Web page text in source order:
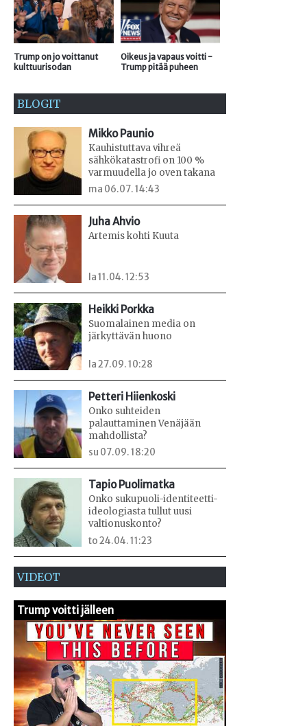
Trump on jo voittanut
kulttuurisodan
Oikeus ja vapaus voitti -
Trump pitää puheen
BLOGIT
Mikko Paunio
Kauhistuttava vihreä
sähkökatastrofi on 100 %
varmuudella jo oven takana
ma 06.07. 14:43
Juha Ahvio
Artemis kohti Kuuta
la 11.04. 12:53
Heikki Porkka
Suomalainen media on
järkyttävän huono
la 27.09. 10:28
Petteri Hiienkoski
Onko suhteiden
palauttaminen Venäjään
mahdollista?
su 07.09. 18:20
Tapio Puolimatka
Onko sukupuoli-identiteetti-
ideologiasta tullut uusi
valtionuskonto?
to 24.04. 11:23
VIDEOT
Trump voitti jälleen